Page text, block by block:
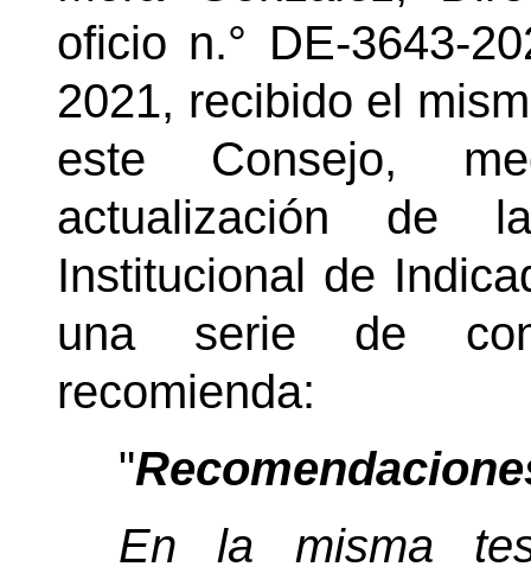
oficio n.° DE-3643-
2021, recibido el
este Consejo,
actualización de
Institucional de
una serie de
recomienda:
"
En la misma